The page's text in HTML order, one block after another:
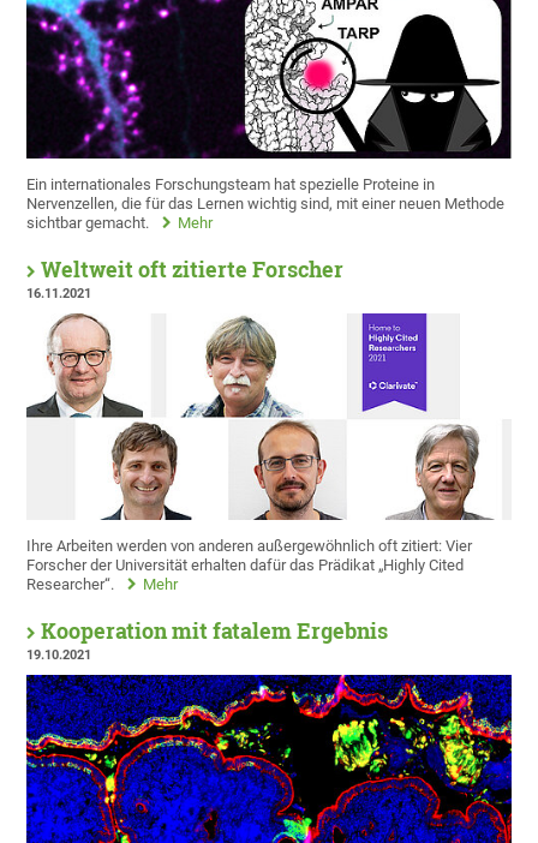
Ein internationales Forschungsteam hat spezielle Proteine in
Nervenzellen, die für das Lernen wichtig sind, mit einer neuen Methode
sichtbar gemacht.
Mehr
Weltweit oft zitierte Forscher
16.11.2021
Ihre Arbeiten werden von anderen außergewöhnlich oft zitiert: Vier
Forscher der Universität erhalten dafür das Prädikat „Highly Cited
Researcher“.
Mehr
Kooperation mit fatalem Ergebnis
19.10.2021